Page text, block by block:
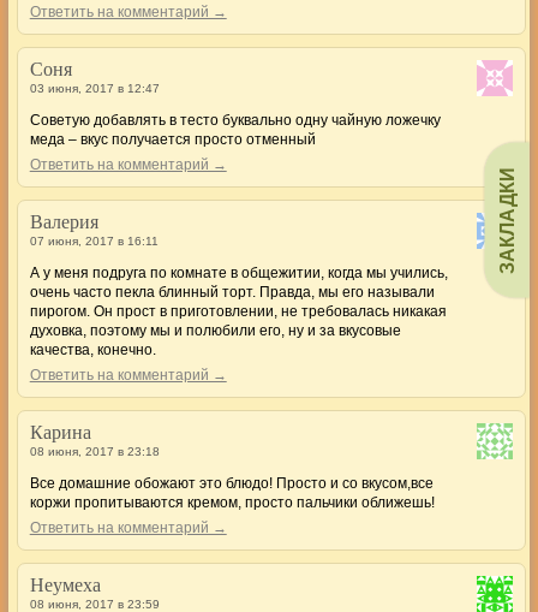
ЗАКЛАДКИ
Ответить на комментарий →
Соня
03 июня, 2017 в 12:47
Советую добавлять в тесто буквально одну чайную ложечку
меда – вкус получается просто отменный
Ответить на комментарий →
Валерия
07 июня, 2017 в 16:11
А у меня подруга по комнате в общежитии, когда мы учились,
очень часто пекла блинный торт. Правда, мы его называли
пирогом. Он прост в приготовлении, не требовалась никакая
духовка, поэтому мы и полюбили его, ну и за вкусовые
качества, конечно.
Ответить на комментарий →
Карина
08 июня, 2017 в 23:18
Все домашние обожают это блюдо! Просто и со вкусом,все
коржи пропитываются кремом, просто пальчики оближешь!
Ответить на комментарий →
Неумеха
08 июня, 2017 в 23:59